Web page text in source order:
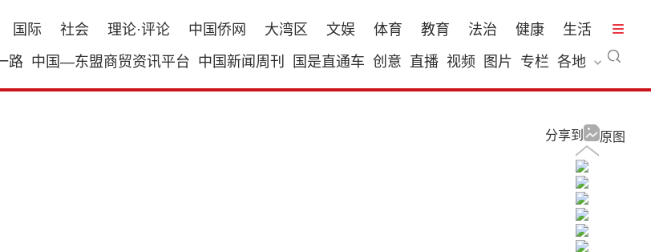
国际 社会 理论·评论 中国侨网 大湾区 文娱 体育 教育 法治 健康
生活
路 中国—东盟商贸资讯平台 中国新闻周刊 国是直通车 创意 直播 视频 图片 专栏 各地
原图
分享到